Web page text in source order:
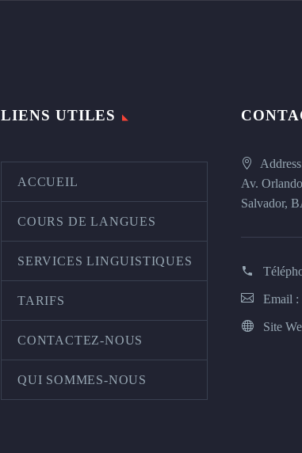
LIENS UTILES
ACCUEIL
COURS DE LANGUES
SERVICES LINGUISTIQUES
TARIFS
CONTACTEZ-NOUS
QUI SOMMES-NOUS
Av.
Salvador,
Email :
Site